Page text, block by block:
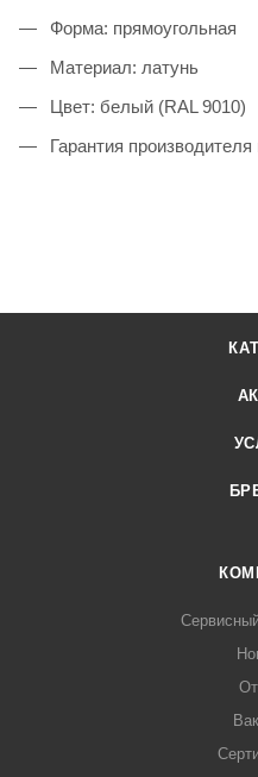
Форма: прямоугольная
Материал: латунь
Цвет: белый (RAL 9010)
Гарантия